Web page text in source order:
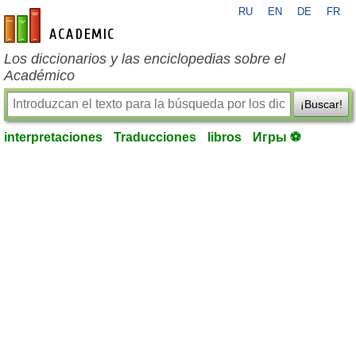
es-academic.com
RU EN DE FR
Los diccionarios y las enciclopedias sobre el
Académico
¡Buscar!
interpretaciones Traducciones libros Игры ⚽